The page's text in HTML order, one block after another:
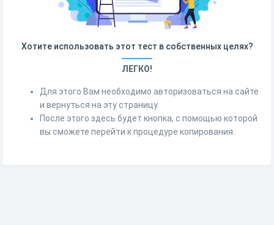
Хотите использовать этот тест в собственных целях?
ЛЕГКО!
Для этого Вам необходимо авторизоваться на сайте
и вернуться на эту страницу.
После этого здесь будет кнопка, с помощью которой
вы сможете перейти к процедуре копирования.